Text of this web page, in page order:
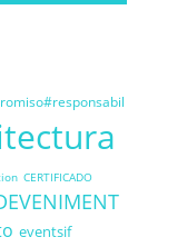
CERTIFICADO
eventsif